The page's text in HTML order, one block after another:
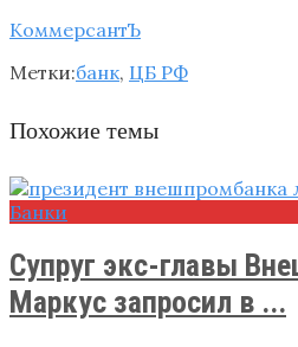
КоммерсантЪ
Метки:банк, ЦБ РФ
Похожие темы
Банки
Супруг экс-главы
Маркус запросил в ...